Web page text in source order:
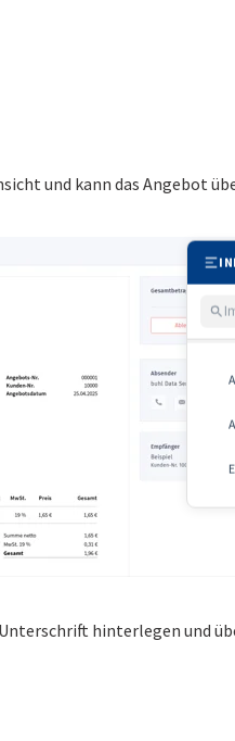
und kann das Angebot
hinterlegen und